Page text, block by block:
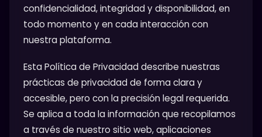
confidencialidad, integridad y disponibilidad, en
todo momento y en cada interacción con
nuestra plataforma.
Esta Política de Privacidad describe nuestras
prácticas de privacidad de forma clara y
accesible, pero con la precisión legal requerida.
Se aplica a toda la información que recopilamos
a través de nuestro sitio web, aplicaciones